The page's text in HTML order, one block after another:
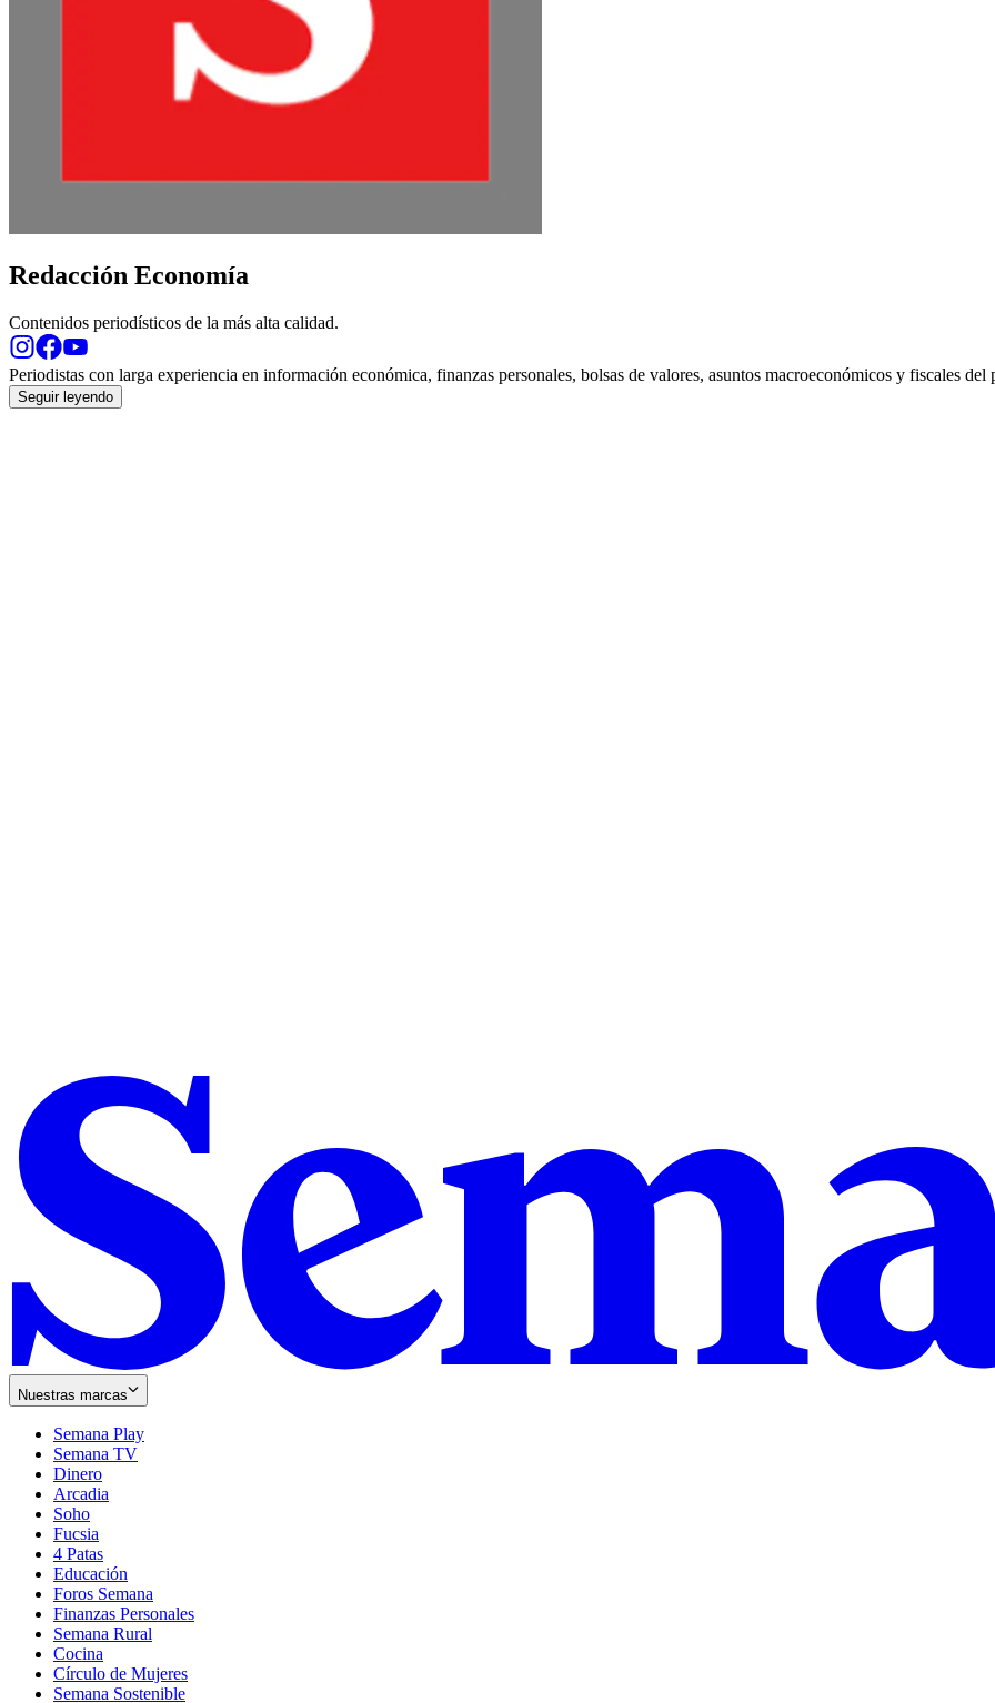
Redacción Economía
Contenidos periodísticos de la más alta calidad.
Opens
in
new
window
Opens
new
window
new
window
Periodistas con larga experiencia en información económica, finanzas personales, bolsas de valores, asuntos macroeconómicos y fiscales del
Seguir leyendo
Nuestras marcas
Semana Play
Semana TV
Dinero
Arcadia
Soho
in
new
window
Fucsia
in
new
window
4 Patas
Educación
Foros Semana
Finanzas Personales
Semana Rural
Cocina
Círculo de Mujeres
Semana Sostenible